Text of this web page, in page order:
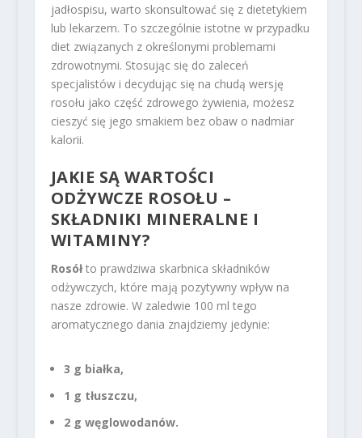
jadłospisu, warto skonsultować się z dietetykiem
lub lekarzem. To szczególnie istotne w przypadku
diet związanych z określonymi problemami
zdrowotnymi. Stosując się do zaleceń
specjalistów i decydując się na chudą wersję
rosołu jako część zdrowego żywienia, możesz
cieszyć się jego smakiem bez obaw o nadmiar
kalorii.
JAKIE SĄ WARTOŚCI
ODŻYWCZE ROSOŁU –
SKŁADNIKI MINERALNE I
WITAMINY?
Rosółto prawdziwa skarbnica składników
odżywczych, które mają pozytywny wpływ na
nasze zdrowie. W zaledwie 100 ml tego
aromatycznego dania znajdziemy jedynie:
3 g białka,
1 g tłuszczu,
2 g węglowodanów.